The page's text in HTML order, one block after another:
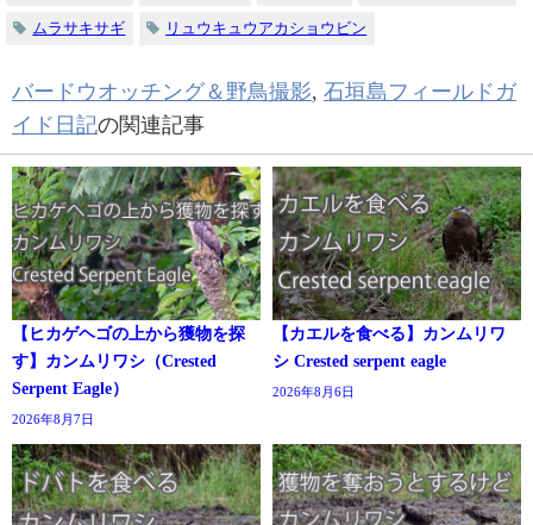
ムラサキサギ リュウキュウアカショウビン
バードウオッチング＆野鳥撮影, 石垣島フィールドガ
イド日記の関連記事
【ヒカゲヘゴの上から獲物を探
す】カンムリワシ（Crested
Serpent Eagle）
2026年8月7日
【カエルを食べる】カンムリワ
シ Crested serpent eagle
2026年8月6日